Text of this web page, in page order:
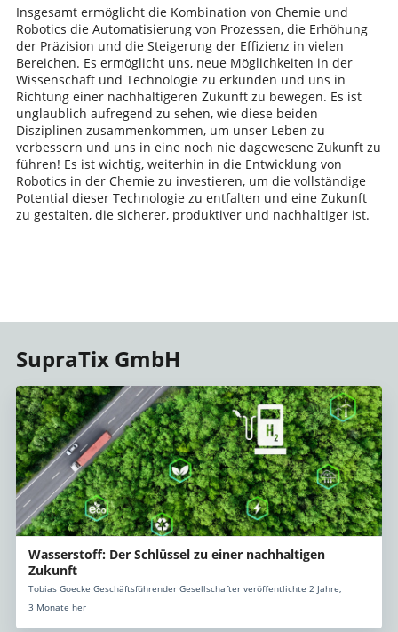
Insgesamt ermöglicht die Kombination von Chemie und
Robotics die Automatisierung von Prozessen, die Erhöhung
der Präzision und die Steigerung der Effizienz in vielen
Bereichen. Es ermöglicht uns, neue Möglichkeiten in der
Wissenschaft und Technologie zu erkunden und uns in
Richtung einer nachhaltigeren Zukunft zu bewegen. Es ist
unglaublich aufregend zu sehen, wie diese beiden
Disziplinen zusammenkommen, um unser Leben zu
verbessern und uns in eine noch nie dagewesene Zukunft zu
führen! Es ist wichtig, weiterhin in die Entwicklung von
Robotics in der Chemie zu investieren, um die vollständige
Potential dieser Technologie zu entfalten und eine Zukunft
zu gestalten, die sicherer, produktiver und nachhaltiger ist.
SupraTix GmbH
Wasserstoff: Der Schlüssel zu einer nachhaltigen
Zukunft
Tobias Goecke Geschäftsführender Gesellschafter veröffentlichte 2 Jahre,
3 Monate her